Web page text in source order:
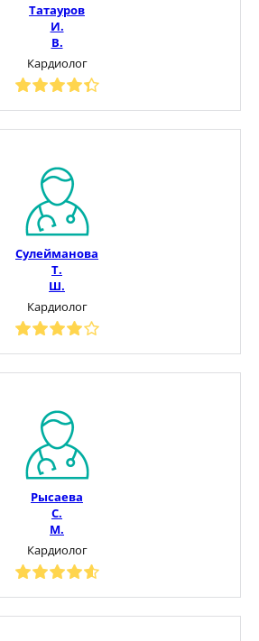
Татауров
И.
В.
Кардиолог
Сулейманова
Т.
Ш.
Кардиолог
Рысаева
С.
М.
Кардиолог